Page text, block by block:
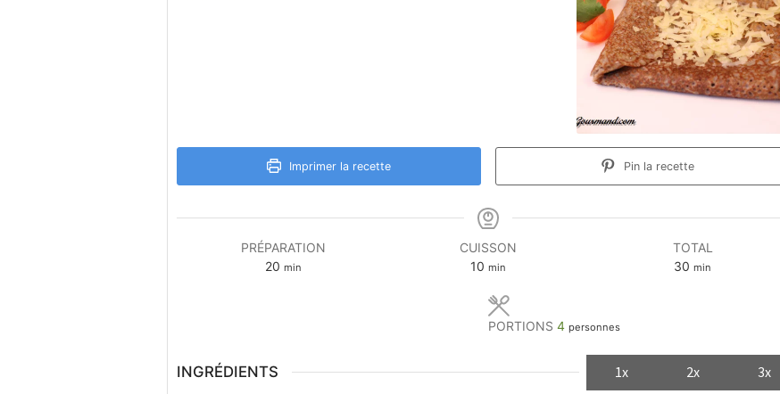
Imprimer la recette Pin la recette
PRÉPARATION
20 minutes
min
CUISSON
10minutes
min
TOTAL
30 minutes
min
PORTIONS 4 personnes
INGRÉDIENTS 1x 2x 3x